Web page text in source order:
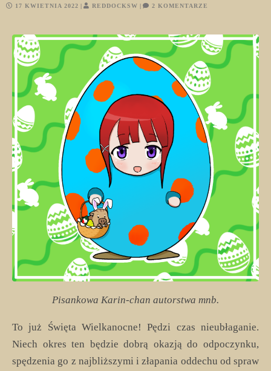
17 KWIETNIA 2022 REDDOCKSW 2 KOMENTARZE
Pisankowa Karin-chan autorstwa mnb.
To już Święta Wielkanocne! Pędzi czas nieubłaganie.
Niech okres ten będzie dobrą okazją do odpoczynku,
spędzenia go z najbliższymi i złapania oddechu od spraw